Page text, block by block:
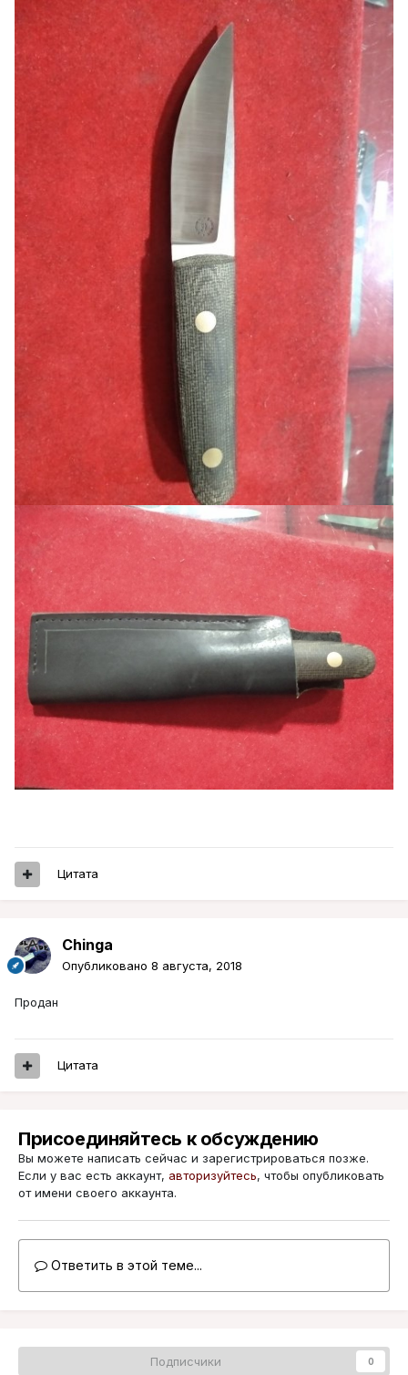
Цитата
Chinga
Опубликовано 8 августа, 2018
Продан
Цитата
Присоединяйтесь к обсуждению
Вы можете написать сейчас и зарегистрироваться позже.
Если у вас есть аккаунт, авторизуйтесь, чтобы опубликовать
от имени своего аккаунта.
Ответить в этой теме...
Подписчики 0